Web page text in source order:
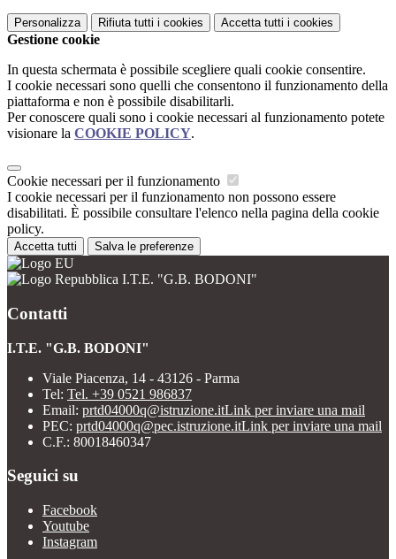
Personalizza Rifiuta tutti i cookies Accetta tutti i cookies
Gestione cookie
In questa schermata è possibile scegliere quali cookie consentire.
I cookie necessari sono quelli che consentono il funzionamento della
piattaforma e non è possibile disabilitarli.
Per conoscere quali sono i cookie necessari al funzionamento potete
visionare la COOKIE POLICY.
Cookie necessari per il funzionamento
I cookie necessari per il funzionamento non possono essere
disabilitati. È possibile consultare l'elenco nella pagina della cookie
policy.
Accetta tutti Salva le preferenze
I.T.E. "G.B. BODONI"
Contatti
I.T.E. "G.B. BODONI"
Viale Piacenza, 14 - 43126 - Parma
Tel: Tel. +39 0521 986837
Email: prtd04000q@istruzione.itLink per inviare una mail
PEC: prtd04000q@pec.istruzione.itLink per inviare una mail
C.F.: 80018460347
Seguici su
Facebook
Youtube
Instagram